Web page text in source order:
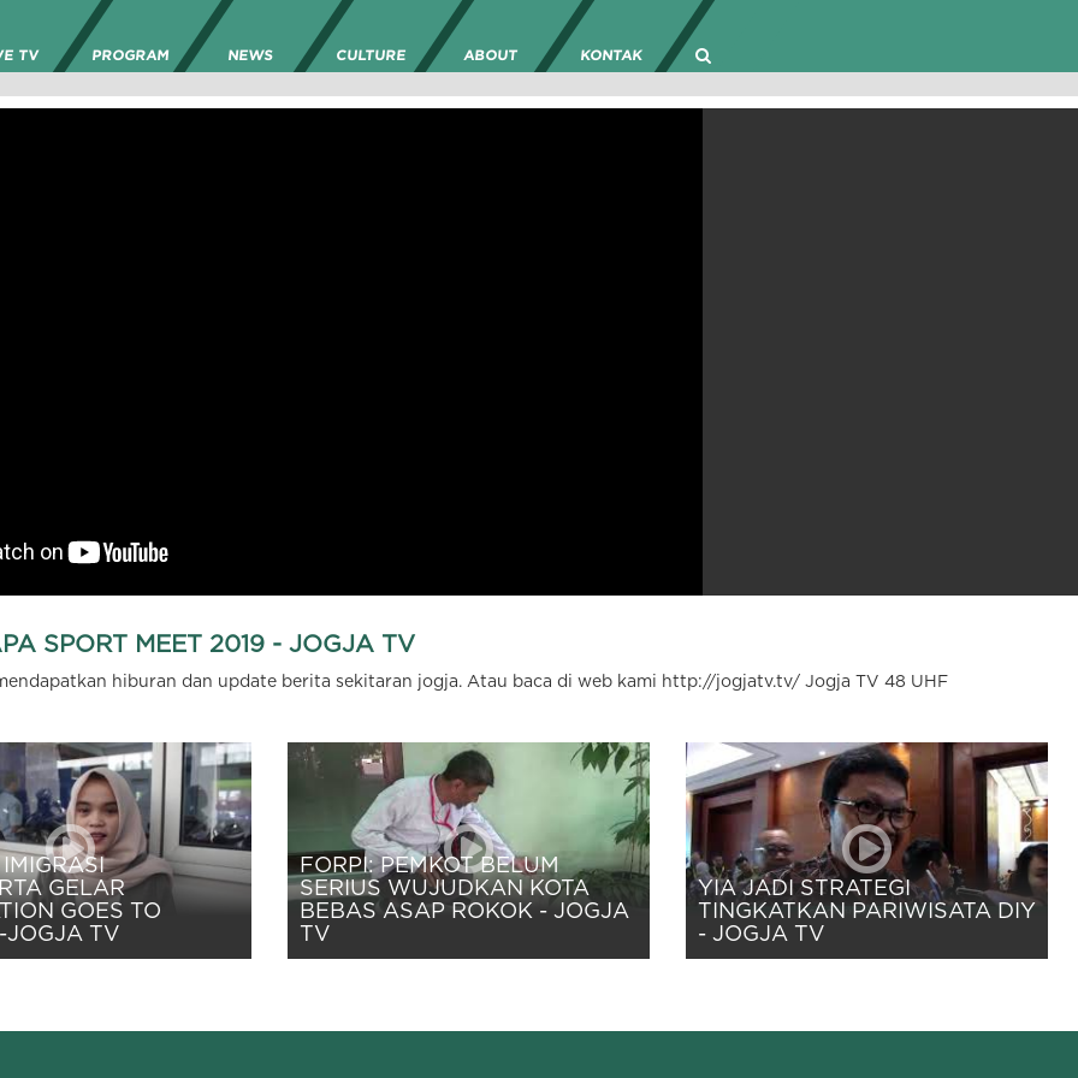
TV PROGRAM NEWS CULTURE ABOUT KONTAK
SPORT MEET 2019 - JOGJA TV
hiburan dan update berita sekitaran jogja. Atau baca di web kami http://jogjatv.tv/ Jogja TV 48 UHF
GELAR
GOES TO
JOGJA TV
FORPI: PEMKOT BELUM
SERIUS WUJUDKAN KOTA
BEBAS ASAP ROKOK - JOGJA
TV
YIA JADI STRATEGI
TINGKATKAN PARIWISATA DIY
- JOGJA TV